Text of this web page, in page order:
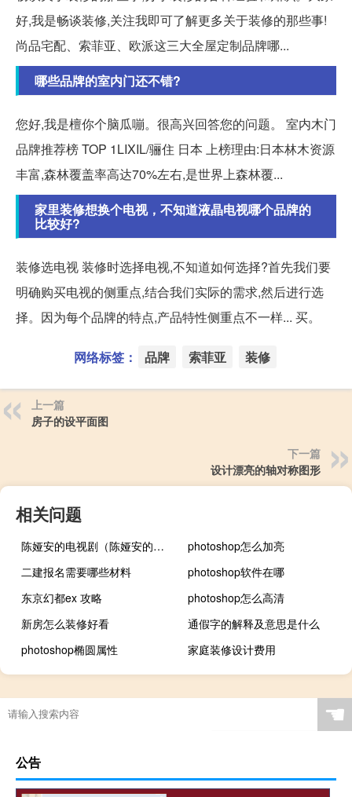
好,我是畅谈装修,关注我即可了解更多关于装修的那些事!
尚品宅配、索菲亚、欧派这三大全屋定制品牌哪...
哪些品牌的室内门还不错?
您好,我是檀你个脑瓜嘣。很高兴回答您的问题。 室内木门
品牌推荐榜 TOP 1LIXIL/骊住 日本 上榜理由:日本林木资源
丰富,森林覆盖率高达70%左右,是世界上森林覆...
家里装修想换个电视，不知道液晶电视哪个品牌的
比较好?
装修选电视 装修时选择电视,不知道如何选择?首先我们要
明确购买电视的侧重点,结合我们实际的需求,然后进行选
择。因为每个品牌的特点,产品特性侧重点不一样... 买。
网络标签： 品牌 索菲亚 装修
上一篇
房子的设平面图
下一篇
设计漂亮的轴对称图形
相关问题
陈娅安的电视剧（陈娅安的男朋友）
photoshop怎么加亮
二建报名需要哪些材料
photoshop软件在哪
东京幻都ex 攻略
photoshop怎么高清
新房怎么装修好看
通假字的解释及意思是什么
photoshop椭圆属性
家庭装修设计费用
☚
公告